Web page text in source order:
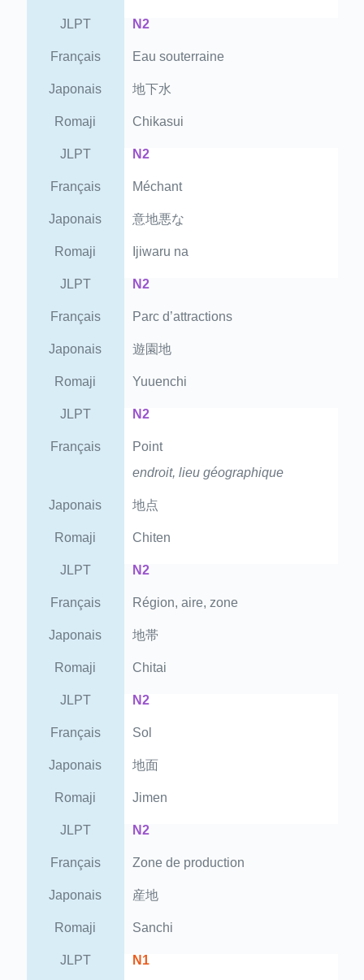
JLPT N2
Français Eau souterraine
Japonais 地下水
Romaji Chikasui
JLPT N2
Français Méchant
Japonais 意地悪な
Romaji Ijiwaru na
JLPT N2
Français Parc d’attractions
Japonais 遊園地
Romaji Yuuenchi
JLPT N2
Français
Point
endroit, lieu géographique
Japonais 地点
Romaji Chiten
JLPT N2
Français Région, aire, zone
Japonais 地帯
Romaji Chitai
JLPT N2
Français Sol
Japonais 地面
Romaji Jimen
JLPT N2
Français Zone de production
Japonais 産地
Romaji Sanchi
JLPT N1